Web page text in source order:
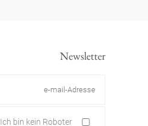
Newsletter
Ich bin kein Roboter